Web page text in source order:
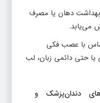
دهان یا مصرف
می‌یابد.
تماس با عصب فکی
حتی دائمی زبان، لب
دندان‌پزشک و